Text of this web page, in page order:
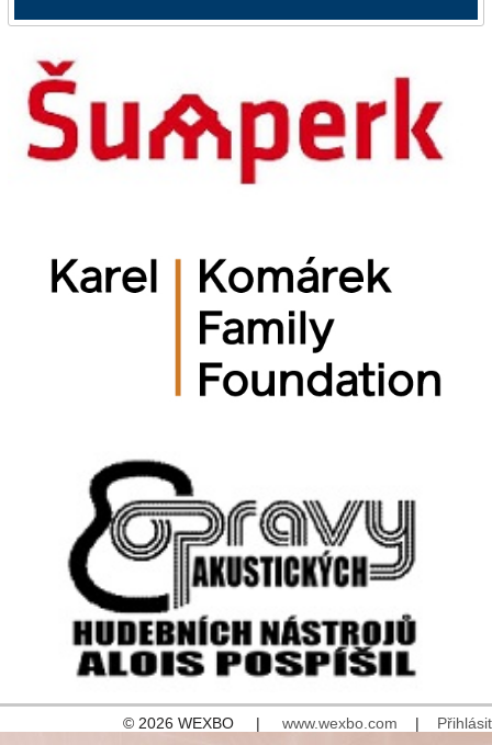
© 2026 WEXBO | www.wexbo.com | Přihlásit